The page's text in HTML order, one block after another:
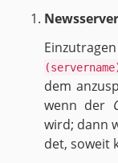
dem
wenn der
wird; dann
det, so­weit